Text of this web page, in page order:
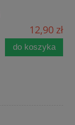
12,90 zł
do koszyka